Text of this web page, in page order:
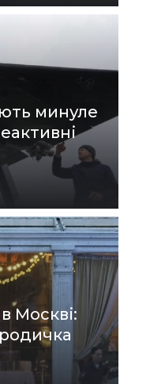
минуле
Москві: